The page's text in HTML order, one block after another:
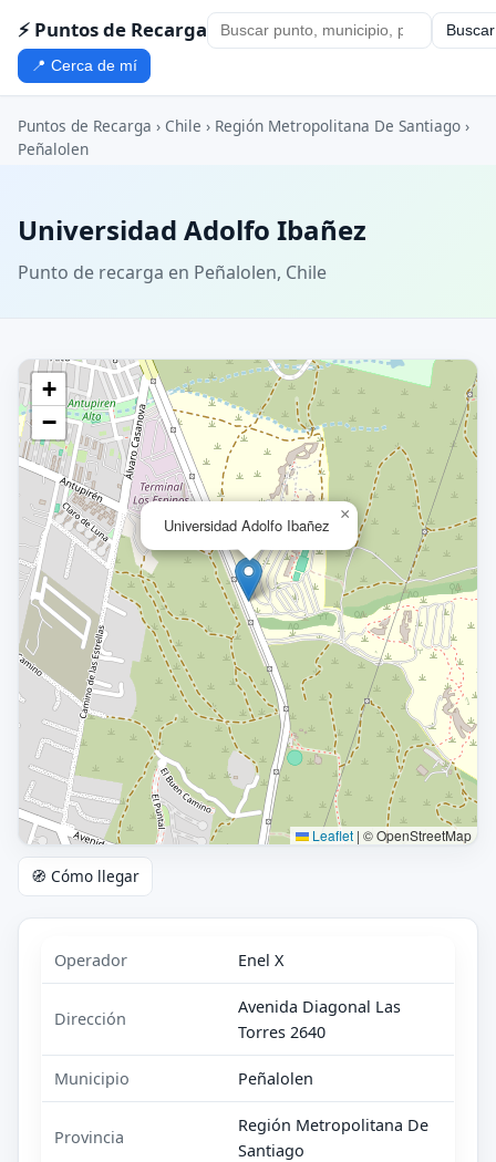
⚡ Puntos de Recarga Buscar
📍 Cerca de mí
Puntos de Recarga › Chile › Región Metropolitana De Santiago ›
Peñalolen
Universidad Adolfo Ibañez
Punto de recarga en Peñalolen, Chile
Universidad Adolfo Ibañez
×
+
−
Leaflet | © OpenStreetMap
🧭 Cómo llegar
Operador Enel X
Dirección
Avenida Diagonal Las
Torres 2640
Municipio Peñalolen
Provincia
Región Metropolitana De
Santiago